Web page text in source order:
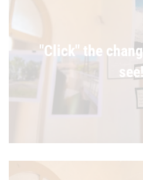
"Click" the